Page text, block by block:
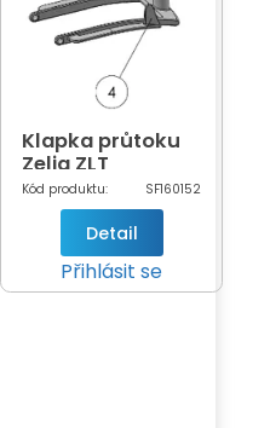
Klapka průtoku
Zelia ZLT
Kód produktu: SF160152
Detail
Přihlásit se